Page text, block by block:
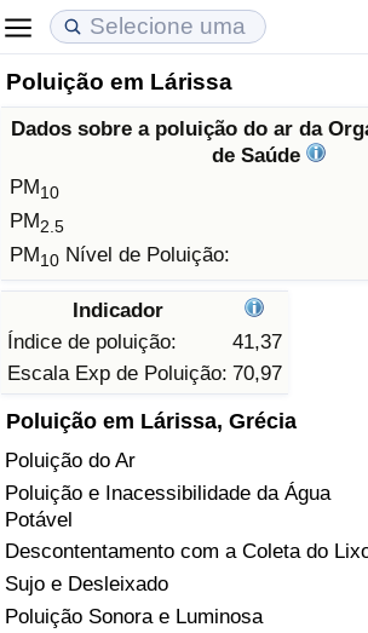
Poluição em Lárissa
Dados sobre a poluição do ar da
de Saúde
PM10
PM2.5
PM10 Nível de Poluição:
Indicador
Índice de poluição:
41,37
Escala Exp de Poluição: 70,97
Poluição em Lárissa, Grécia
Poluição do Ar
Poluição e Inacessibilidade da Água
Potável
Descontentamento com a Coleta do
Sujo e Desleixado
Poluição Sonora e Luminosa
Custo de Vida
Indicador de Custo de Vida (Atual)
Indicador de Custo de Vida
em Aqaba
Preços de Imóveis
Indicador de Preços de Imóveis (Atual)
Indicador de Preços de Imóveis
Qualidade de Vida
Indicador de Qualidade de Vida
Indicador de Qualidade de Vida (Atual)
Crime
Taxa do Indicador de Crime (Atual)
Indicador de Crime
Índice de criminalidade por país
Saúde